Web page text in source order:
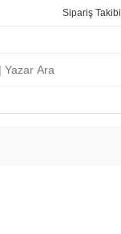
Sipariş Takibi